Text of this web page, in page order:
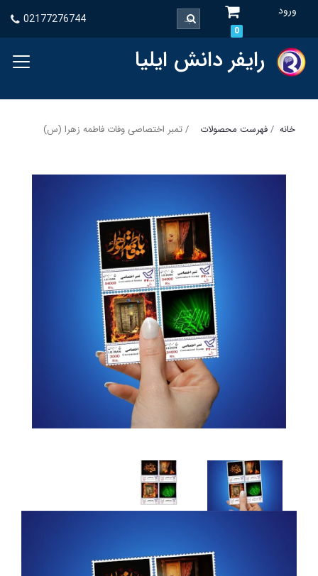
ورود
0
02177276744
رایفر دانش ایلیا
خانه فهرست محصولات تمبر اختصاصی وفات فاطمه زهرا (س)